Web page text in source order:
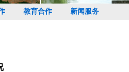
教育合作 新闻服务